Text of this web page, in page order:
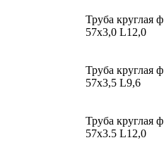
Труба круглая ф
57х3,0 L12,0
Труба круглая ф
57х3,5 L9,6
Труба круглая ф
57х3.5 L12,0